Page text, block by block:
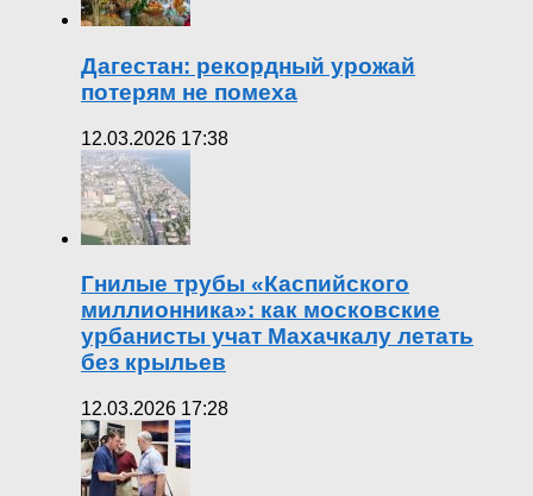
Дагестан: рекордный урожай
потерям не помеха
12.03.2026 17:38
Гнилые трубы «Каспийского
миллионника»: как московские
урбанисты учат Махачкалу летать
без крыльев
12.03.2026 17:28